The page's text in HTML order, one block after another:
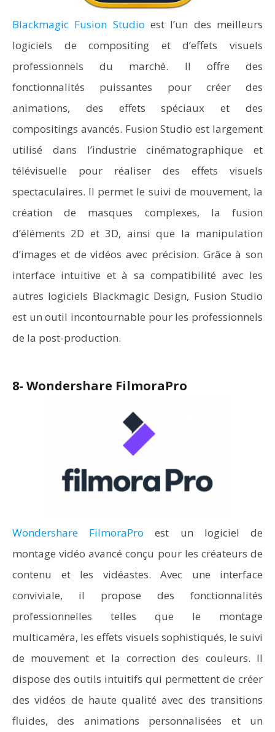
Blackmagic Fusion Studio est l’un des meilleurs
logiciels de compositing et d’effets visuels
professionnels du marché. Il offre des
fonctionnalités puissantes pour créer des
animations, des effets spéciaux et des
compositings avancés. Fusion Studio est largement
utilisé dans l’industrie cinématographique et
télévisuelle pour réaliser des effets visuels
spectaculaires. Il permet le suivi de mouvement, la
création de masques complexes, la fusion
d’éléments 2D et 3D, ainsi que la manipulation
d’images et de vidéos avec précision. Grâce à son
interface intuitive et à sa compatibilité avec les
autres logiciels Blackmagic Design, Fusion Studio
est un outil incontournable pour les professionnels
de la post-production.
8- Wondershare FilmoraPro
Wondershare FilmoraPro est un logiciel de
montage vidéo avancé conçu pour les créateurs de
contenu et les vidéastes. Avec une interface
conviviale, il propose des fonctionnalités
professionnelles telles que le montage
multicaméra, les effets visuels sophistiqués, le suivi
de mouvement et la correction des couleurs. Il
dispose des outils intuitifs qui permettent de créer
des vidéos de haute qualité avec des transitions
fluides, des animations personnalisées et un